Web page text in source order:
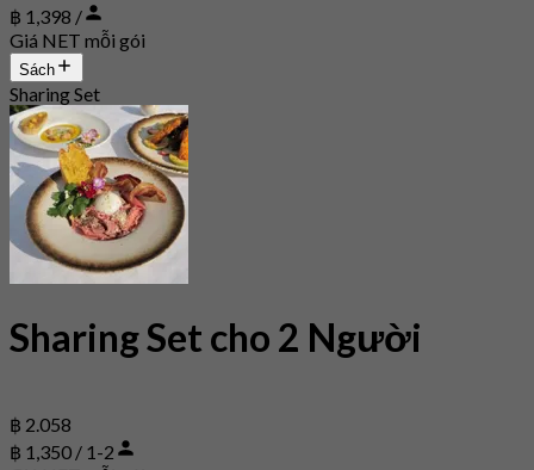
฿ 1,398 /
Giá NET mỗi gói
Sách
Sharing Set
Sharing Set cho 2 Người
฿ 2.058
฿ 1,350 / 1-2